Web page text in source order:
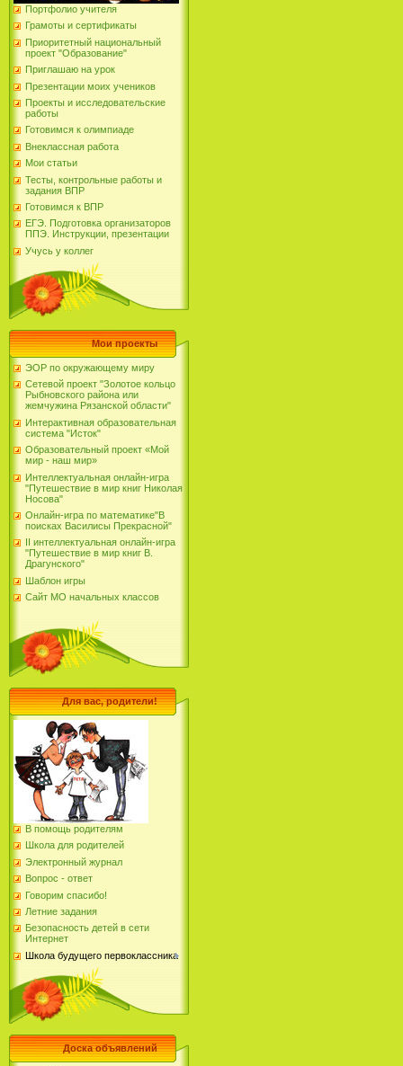
Портфолио учителя
Грамоты и сертификаты
Приоритетный национальный
проект "Образование"
Приглашаю на урок
Презентации моих учеников
Проекты и исследовательские
работы
Готовимся к олимпиаде
Внеклассная работа
Мои статьи
Тесты, контрольные работы и
задания ВПР
Готовимся к ВПР
ЕГЭ. Подготовка организаторов
ППЭ. Инструкции, презентации
Учусь у коллег
Мои проекты
ЭОР по окружающему миру
Сетевой проект "Золотое кольцо
Рыбновского района или
жемчужина Рязанской области"
Интерактивная образовательная
система "Исток"
Образовательный проект «Мой
мир - наш мир»
Интеллектуальная онлайн-игра
"Путешествие в мир книг Николая
Носова"
Онлайн-игра по математике"В
поисках Василисы Прекрасной"
II интеллектуальная онлайн-игра
"Путешествие в мир книг В.
Драгунского"
Шаблон игры
Сайт МО начальных классов
Для вас, родители!
В помощь родителям
Школа для родителей
Электронный журнал
Вопрос - ответ
Говорим спасибо!
Летние задания
Безопасность детей в сети
Интернет
Школа будущего первоклассника
Доска объявлений